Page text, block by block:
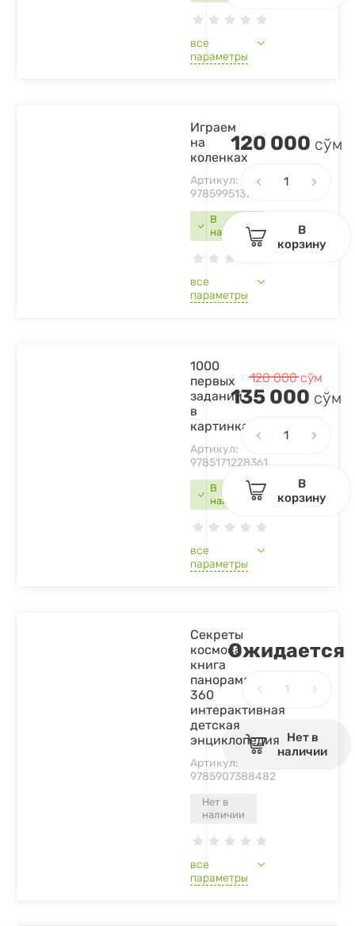
все
параметры
В
наличии
Играем
на
коленках
Артикул:
9785995137474
все
параметры
120 000 сўм
В
корзину
В
наличии
1000
первых
заданий
в
картинках
Артикул:
9785171228361
все
параметры
120 000сўм
135 000 сўм
В
корзину
Нет в
наличии
Секреты
космоса
книга
панорама
360
интерактивная
детская
энциклопедия
Артикул:
9785907388482
все
параметры
Ожидается
Нет в
наличии